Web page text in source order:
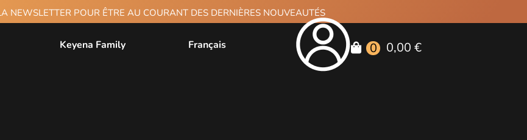
NEWSLETTER POUR ÊTRE AU COURANT DES DERNIÈRES NOUVEAUTÉS
Keyena Family Français 0 0,00 €